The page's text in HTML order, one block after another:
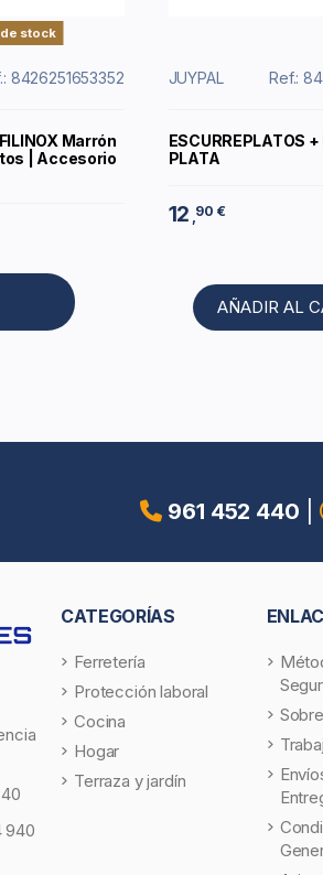
stock
8426251653352
Marrón
| Accesorio
JUYPAL Ref.:
ESCURREPLATOS
PLATA
12 ,90 €
AÑADIR AL
961 452 440
940
CATEGORÍAS
Ferretería
Protección laboral
Cocina
Hogar
Terraza y jardín